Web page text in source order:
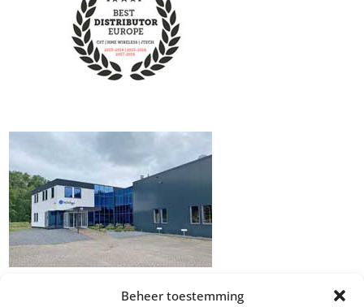
Beheer toestemming